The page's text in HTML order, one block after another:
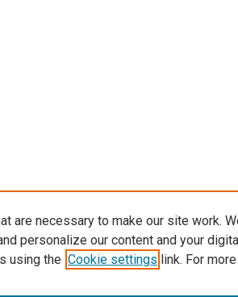
are necessary to make our site work.
personalize our content and your
using the Cookie settings link. For